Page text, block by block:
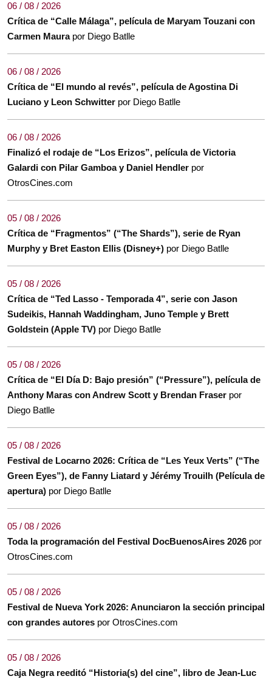
06 / 08 / 2026
Crítica de “Calle Málaga”, película de Maryam Touzani con
Carmen Maura por Diego Batlle
06 / 08 / 2026
Crítica de “El mundo al revés”, película de Agostina Di
Luciano y Leon Schwitter por Diego Batlle
06 / 08 / 2026
Finalizó el rodaje de “Los Erizos”, película de Victoria
Galardi con Pilar Gamboa y Daniel Hendler por
OtrosCines.com
05 / 08 / 2026
Crítica de “Fragmentos” (“The Shards”), serie de Ryan
Murphy y Bret Easton Ellis (Disney+) por Diego Batlle
05 / 08 / 2026
Crítica de “Ted Lasso - Temporada 4”, serie con Jason
Sudeikis, Hannah Waddingham, Juno Temple y Brett
Goldstein (Apple TV) por Diego Batlle
05 / 08 / 2026
Crítica de “El Día D: Bajo presión” (“Pressure”), película de
Anthony Maras con Andrew Scott y Brendan Fraser por
Diego Batlle
05 / 08 / 2026
Festival de Locarno 2026: Crítica de “Les Yeux Verts” (“The
Green Eyes”), de Fanny Liatard y Jérémy Trouilh (Película de
apertura) por Diego Batlle
05 / 08 / 2026
Toda la programación del Festival DocBuenosAires 2026 por
OtrosCines.com
05 / 08 / 2026
Festival de Nueva York 2026: Anunciaron la sección principal
con grandes autores por OtrosCines.com
05 / 08 / 2026
Caja Negra reeditó “Historia(s) del cine”, libro de Jean-Luc